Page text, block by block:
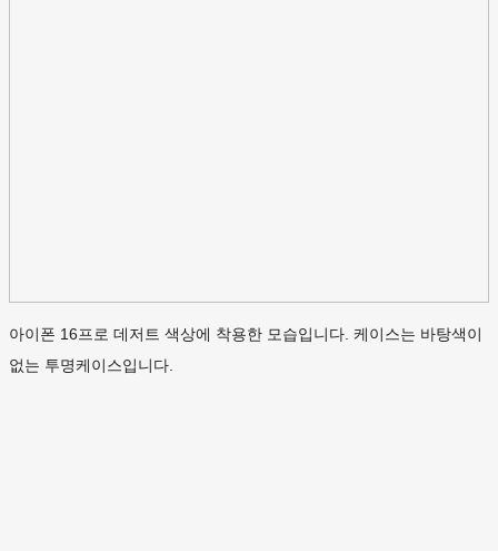
아이폰 16프로 데저트 색상에 착용한 모습입니다. 케이스는 바탕색이
없는 투명케이스입니다.